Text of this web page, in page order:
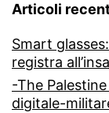
Articoli
Smart
registra
-The
digitale-